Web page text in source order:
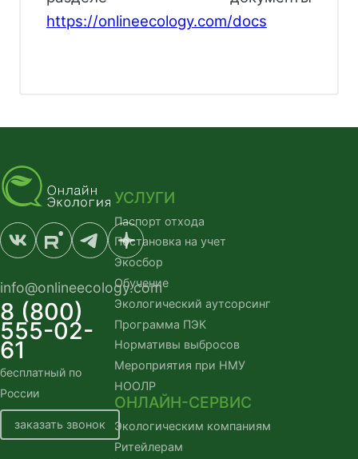
https://onlineecology.com/docs
info@onlineecology.com
8 (800)
555-02-
61
бесплатный по
России
заказать звонок
УСЛУГИ
Паспорт отхода
Постановка на учет
Экосбор
Обучение
Экологический аутсорсинг
Программа ПЭК
Нормативы выбросов
Мероприятия при НМУ
НООЛР
ОНЛАЙН-СЕРВИС
Экологическим компаниям
Ритейлерам